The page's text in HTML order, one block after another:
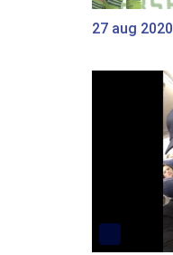
27 aug 2020